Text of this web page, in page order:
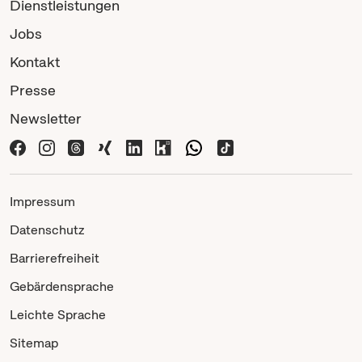
Dienstleistungen
Jobs
Kontakt
Presse
Newsletter
Impressum
Datenschutz
Barrierefreiheit
Gebärdensprache
Leichte Sprache
Sitemap